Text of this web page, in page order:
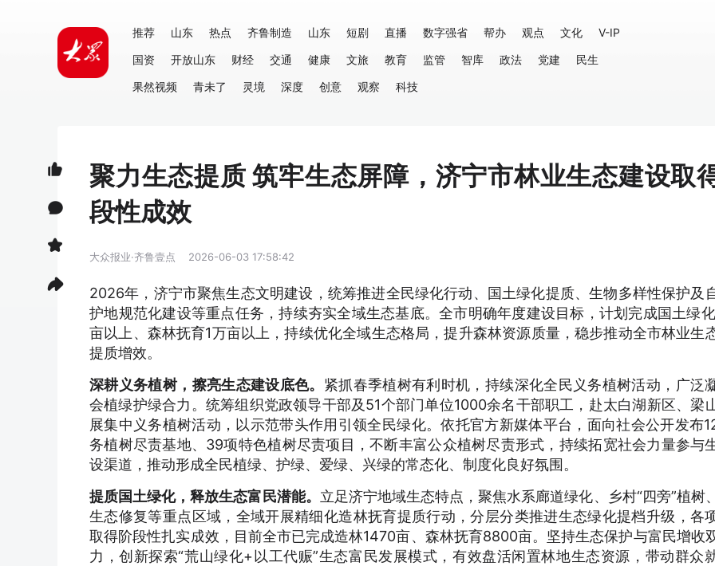
推荐 山东 热点 齐鲁制造 山东 短剧 直播 数字强省 帮办 观点 文化
V-IP
国资
开放山东 财经 交通 健康 文旅 教育 监管 智库 政法 党建
民生
果然视频
青未了 灵境 深度 创意 观察 科技
聚力生态提质 筑牢生态屏障，济宁市林业生态建设取
段性成效
大众报业·齐鲁壹点 2026-06-03 17:58:42
2026年，济宁市聚焦生态文明建设，统筹推进全民绿化行动、国土绿化提质、生物多样性保护及
护地规范化建设等重点任务，持续夯实全域生态基底。全市明确年度建设目标，计划完成国土绿
亩以上、森林抚育1万亩以上，持续优化全域生态格局，提升森林资源质量，稳步推动全市林业生
提质增效。
深耕义务植树，擦亮生态建设底色。 紧抓春季植树有利时机，持续深化全民义务植树活动，广泛
会植绿护绿合力。统筹组织党政领导干部及51个部门单位1000余名干部职工，赴太白湖新区、梁
展集中义务植树活动，以示范带头作用引领全民绿化。依托官方新媒体平台，面向社会公开发布
务植树尽责基地、39项特色植树尽责项目，不断丰富公众植树尽责形式，持续拓宽社会力量参与
设渠道，推动形成全民植绿、护绿、爱绿、兴绿的常态化、制度化良好氛围。
提质国土绿化，释放生态富民潜能。 立足济宁地域生态特点，聚焦水系廊道绿化、乡村“四旁”植树
生态修复等重点区域，全域开展精细化造林抚育提质行动，分层分类推进生态绿化提档升级，各
取得阶段性扎实成效，目前全市已完成造林1470亩、森林抚育8800亩。坚持生态保护与富民增收
力，创新探索“荒山绿化+以工代赈”生态富民发展模式，有效盘活闲置林地生态资源，带动群众